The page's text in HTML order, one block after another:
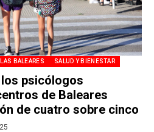
BALEARES SALUD Y BIENESTAR
psicólogos
de Baleares
de cuatro sobre cinco